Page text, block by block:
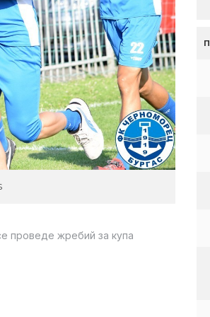
проведе жребий за купа